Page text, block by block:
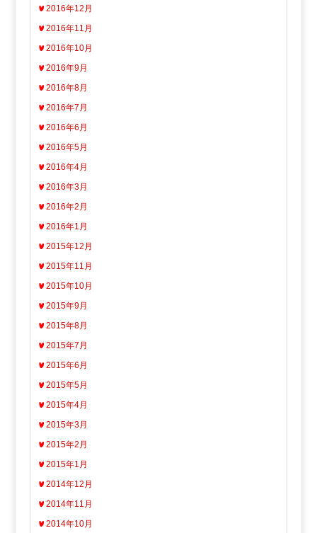
2016年12月
2016年11月
2016年10月
2016年9月
2016年8月
2016年7月
2016年6月
2016年5月
2016年4月
2016年3月
2016年2月
2016年1月
2015年12月
2015年11月
2015年10月
2015年9月
2015年8月
2015年7月
2015年6月
2015年5月
2015年4月
2015年3月
2015年2月
2015年1月
2014年12月
2014年11月
2014年10月